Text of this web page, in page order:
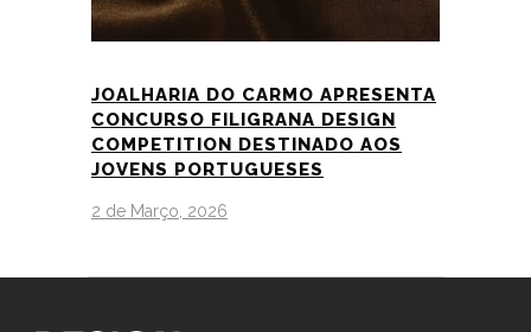
JOALHARIA DO CARMO APRESENTA
CONCURSO FILIGRANA DESIGN
COMPETITION DESTINADO AOS
JOVENS PORTUGUESES
2 de Março, 2026